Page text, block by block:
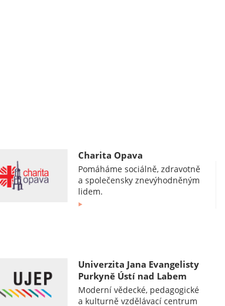
Charita Opava
Pomáháme sociálně, zdravotně
a společensky znevýhodněným
lidem.
Univerzita Jana Evangelisty
Purkyně Ústí nad Labem
Moderní vědecké, pedagogické
a kulturně vzdělávací centrum